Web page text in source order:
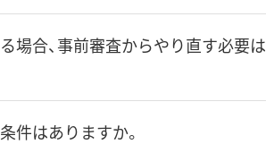
場合、事前審査からやり直す必要は
件はありますか。